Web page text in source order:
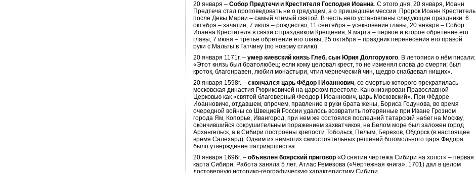
20 января –Собор Предтечи и Крестителя Господня Иоанна. С этого дня, 20 января, Иоанн
Предтеча стал проповедовать не о грядущем, а о пришедшем мессии. Пророк Иоанн Креститель
после Девы Марии – самый чтимый святой. В честь него установлены следующие праздники: 6
октября – зачатие, 7 июля – рождество, 11 сентября – усекновение главы, 20 января – Собор
Иоанна Крестителя в связи с праздником Крещения, 9 марта – первое и второе обретение его
главы, 7 июня – третье обретение его главы, 25 октября – праздник перенесения его правой
руки с Мальты в Гатчину (по новому стилю).
20 января 1171г. –умер киевский князь Глеб, сын Юрия Долгорукого. В летописи о нём писали:
«Этот князь был братолюбец; если кому целовал крест, то не изменял слова до смерти; был
кроток, благонравен, любил монастыри, чтил чернеческий чин, щедро снабдевал нищих».
20 января 1598г. –скончался царь Фёдор I Иоаннович, со смертью которого прекратилась
московская династия Рюриковичей на царском престоле. Канонизирован Православной
Церковью как «святой благоверный Феодор I Иоаннович, царь Московский». При Фёдоре
Иоанновиче, отдавшем, впрочем, правление в руки брата жены, Бориса Годунова, во время
очередной войны со Швецией России удалось возвратить потерянные при Иване Грозном
города Ям, Копорье, Ивангород, при нем же состоялся последний татарский набег на Москву,
окончившийся сокрушительным поражением захватчиков, на Белом море был заложен город
Архангельск, а в Сибири построены крепости Тобольск, Пелым, Березов, Обдорск (в настоящее
время Салехард). Одним из немногих самостоятельных решений богомольного царя Федора
было утверждение патриаршества.
20 января 1696г. –объявлен боярский приговор «О снятии чертежа Сибири на холст» – первая
карта Сибири. Работа заняла 5 лет. Атлас Ремезова («Чертежная книга», 1701) дал в целом
достоверную историко-географическую характеристику Сибири.